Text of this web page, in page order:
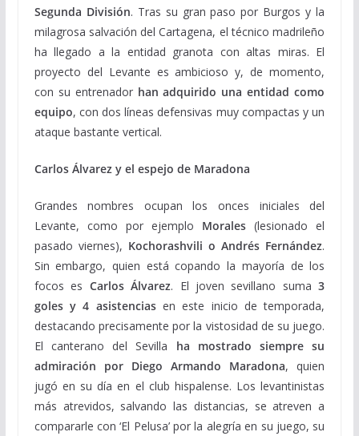
Segunda División. Tras su gran paso por Burgos y la
milagrosa salvación del Cartagena, el técnico madrileño
ha llegado a la entidad granota con altas miras. El
proyecto del Levante es ambicioso y, de momento,
con su entrenador han adquirido una entidad como
equipo, con dos líneas defensivas muy compactas y un
ataque bastante vertical.
Carlos Álvarez y el espejo de Maradona
Grandes nombres ocupan los onces iniciales del
Levante, como por ejemplo Morales(lesionado el
pasado viernes), Kochorashvili o Andrés Fernández.
Sin embargo, quien está copando la mayoría de los
focos es Carlos Álvarez. El joven sevillano suma3
goles y 4 asistenciasen este inicio de temporada,
destacando precisamente por la vistosidad de su juego.
El canterano del Sevilla ha mostrado siempre su
admiración por Diego Armando Maradona, quien
jugó en su día en el club hispalense. Los levantinistas
más atrevidos, salvando las distancias, se atreven a
compararle con ‘El Pelusa’ por la alegría en su juego, su